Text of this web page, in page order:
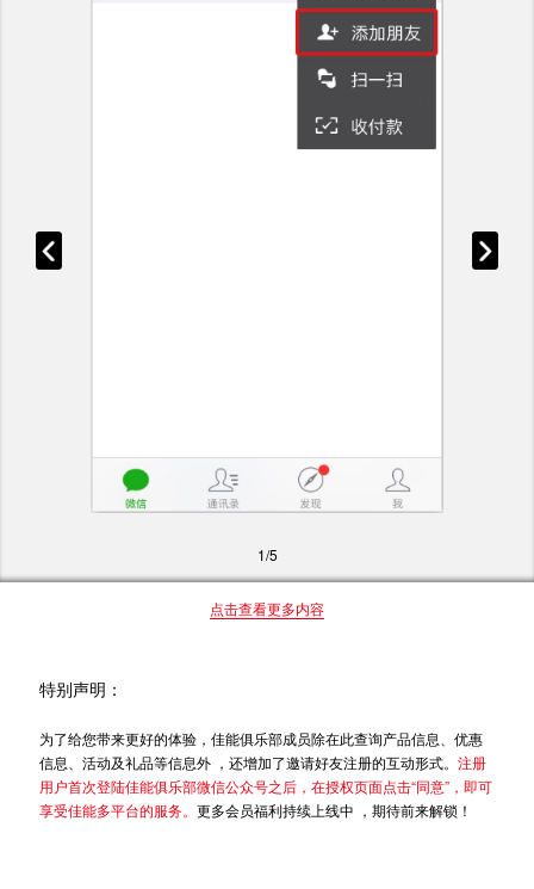
1/5
点击查看更多内容
特别声明：
为了给您带来更好的体验，佳能俱乐部成员除在此查询产品信息、优惠
信息、活动及礼品等信息外 ，还增加了邀请好友注册的互动形式。注册
用户首次登陆佳能俱乐部微信公众号之后，在授权页面点击“同意”，即可
享受佳能多平台的服务。更多会员福利持续上线中 ，期待前来解锁！